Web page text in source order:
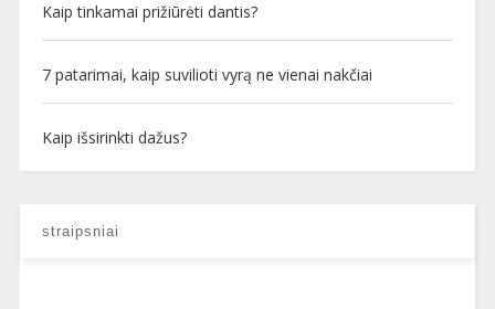
Kaip tinkamai prižiūrėti dantis?
7 patarimai, kaip suvilioti vyrą ne vienai nakčiai
Kaip išsirinkti dažus?
straipsniai